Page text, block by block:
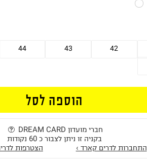
42
43
44
הוספה לסל
חברי מועדון DREAM CARD
בקניה זו ניתן לצבור כ 60 נקודות
התחברות לדרים קארד ›
הצטרפות